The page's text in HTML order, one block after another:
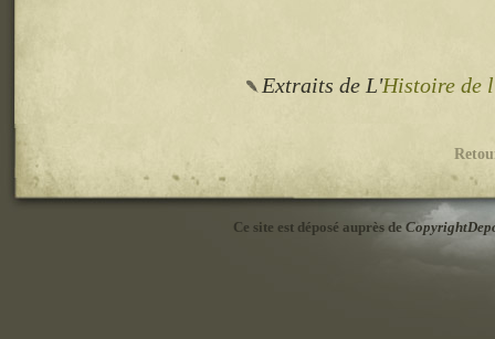
Extraits de L'Histoire de
Ce site est déposé auprès de